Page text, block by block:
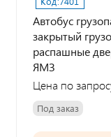
Автобус
закрытый
распашные
ЯМЗ
Цена по
Под заказ